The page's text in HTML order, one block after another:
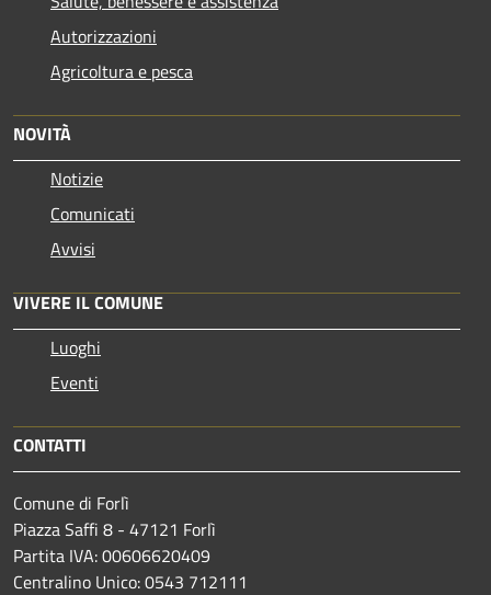
Autorizzazioni
Agricoltura e pesca
NOVITÀ
Notizie
Comunicati
Avvisi
VIVERE IL COMUNE
Luoghi
Eventi
CONTATTI
Comune di Forlì
Piazza Saffi 8 - 47121 Forlì
Partita IVA: 00606620409
Centralino Unico: 0543 712111